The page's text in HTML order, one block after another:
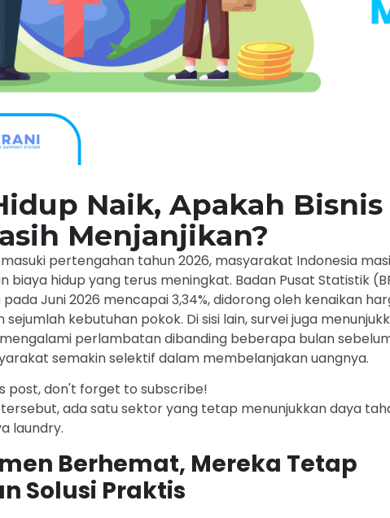
Naik, Apakah Bisnis
Menjanjikan?
pertengahan tahun 2026, masyarakat Indonesia
biaya hidup yang terus meningkat. Badan Pusat Statistik
Juni 2026 mencapai3,34%, didorong oleh kenaikan
kebutuhan pokok. Di sisi lain, survei juga
perlambatan dibanding beberapa bulan
semakin selektif dalam membelanjakan uangnya.
post, don't forget to subscribe!
ada satu sektor yang tetap menunjukkan daya
laundry.
Berhemat, Mereka Tetap
Solusi Praktis